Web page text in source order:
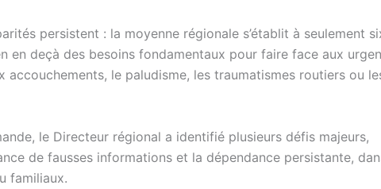
persistent : la moyenne régionale s’établit à seulement
en deçà des besoins fondamentaux pour faire face aux
le paludisme, les traumatismes routiers ou
le Directeur régional a identifié plusieurs défis majeurs,
de fausses informations et la dépendance persistante,
familiaux.